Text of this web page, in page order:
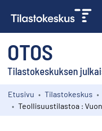
OTOS
Tilastokeskuksen
Kokoelmat
Etusivu Tilastokeskus